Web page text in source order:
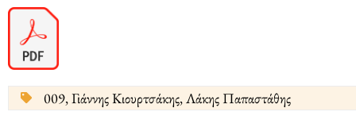
009,Γιάννης Κιουρτσάκης,Λάκης Παπαστάθης